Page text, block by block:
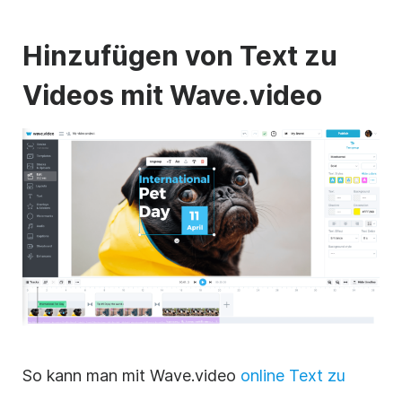
Hinzufügen von Text zu
Videos mit Wave.video
So kann man mit Wave.video online Text zu